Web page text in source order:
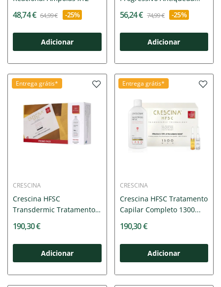
48,74 € 64,99 € -25%
Adicionar
56,24 € 74,99 € -25%
Adicionar
Entrega grátis*
CRESCINA
Crescina HFSC
Transdermic Tratamento
190,30 €
Adicionar
Entrega grátis*
CRESCINA
Crescina HFSC Tratamento
Capilar Completo 1300...
190,30 €
Adicionar